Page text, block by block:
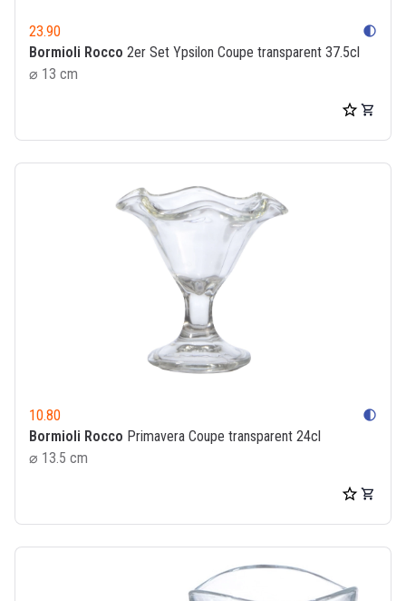
23.90 contrast
Bormioli Rocco 2er Set Ypsilon Coupe transparent 37.5cl
⌀ 13 cm
10.80 contrast
Bormioli Rocco Primavera Coupe transparent 24cl
⌀ 13.5 cm